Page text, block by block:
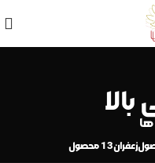
زعفران13 محصول